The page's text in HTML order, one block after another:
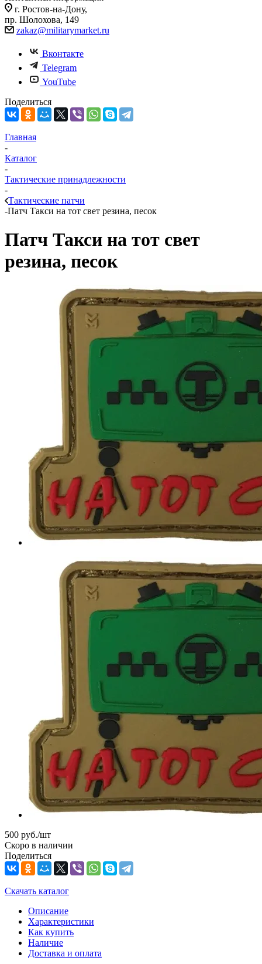
г. Ростов-на-Дону,
пр. Шолохова, 149
zakaz@militarymarket.ru
Вконтакте
Telegram
YouTube
Поделиться
Главная
-
Каталог
-
Тактические принадлежности
-
Тактические патчи
-Патч Такси на тот свет резина, песок
Патч Такси на тот свет
резина, песок
500 руб./шт
Скоро в наличии
Поделиться
Скачать каталог
Описание
Характеристики
Как купить
Наличие
Доставка и оплата